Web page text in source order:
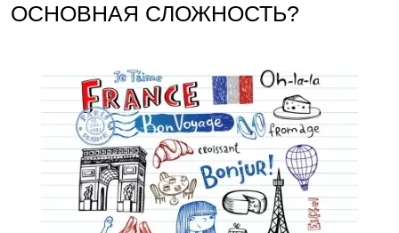
ОСНОВНАЯ СЛОЖНОСТЬ?